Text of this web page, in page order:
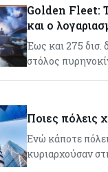
Golden Fleet:
και ο
Έως και 275 δισ.
στόλος
Ποιες πόλεις
Ενώ κάποτε
κυριαρχούσαν